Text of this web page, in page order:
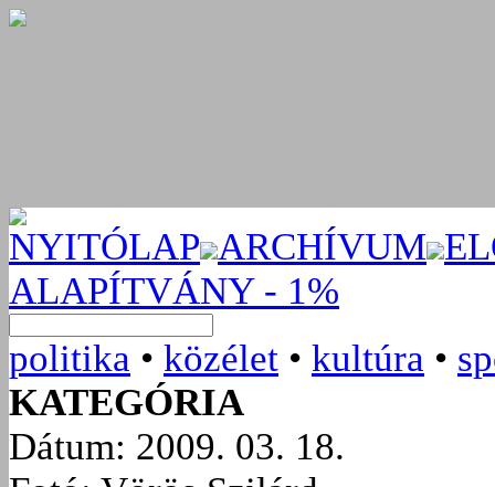
NYITÓLAP ARCHÍVUM
ALAPÍTVÁNY - 1%
politika • közélet • kultúra •
KATEGÓRIA
Dátum: 2009. 03. 18.